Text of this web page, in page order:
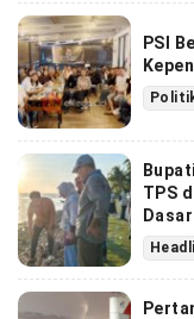
PSI
TPS